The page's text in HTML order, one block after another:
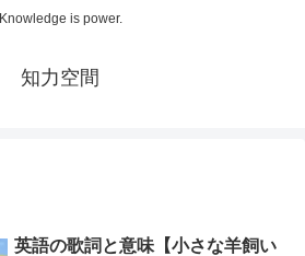
Knowledge is power.
知力空間
英語の歌詞と意味【小さな羊飼い